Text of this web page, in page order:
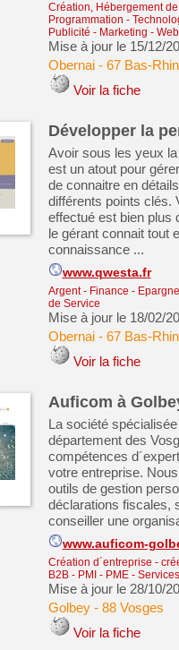
Création, Hébergement
Programmation -
Publicité - Marketing -
Mise à jour le 15/12/
Obernai- 67 Bas-Rhin
Voir la fiche
Développer la
Avoir sous les yeux
est un atout pour
de connaitre en
différents points clés.
effectué est bien plus
le gérant connait tout
connaissance ...
www.qwesta.fr
Argent - Finance -
de Service
Mise à jour le 18/02/
Obernai- 67 Bas-Rhin
Voir la fiche
Auficom à
La société
département des
compétences
votre entreprise.
outils de gestion
déclarations fiscales,
conseiller une
www.auficom-
Création d´entreprise -
B2B - PMI - PME-
Mise à jour le 28/10/
Golbey- 88 Vosges
Voir la fiche